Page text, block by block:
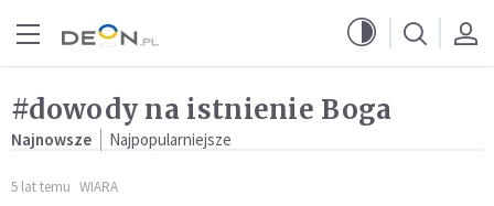
#dowody na istnienie Boga
Najnowsze Najpopularniejsze
5 lat temu WIARA